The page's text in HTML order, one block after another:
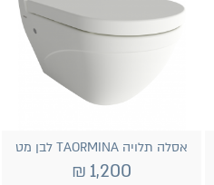
אסלה תלויה TAORMINA לבן מט
1,200
₪